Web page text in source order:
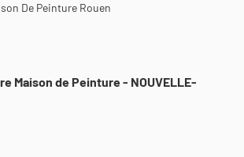
De Peinture Rouen
Maison de Peinture - NOUVELLE-